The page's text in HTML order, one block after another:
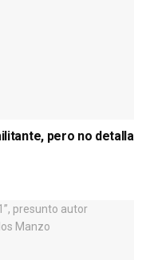
pero no detalla